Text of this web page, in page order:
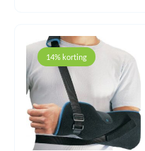
€ 23,95.€ 7,95.
14% korting